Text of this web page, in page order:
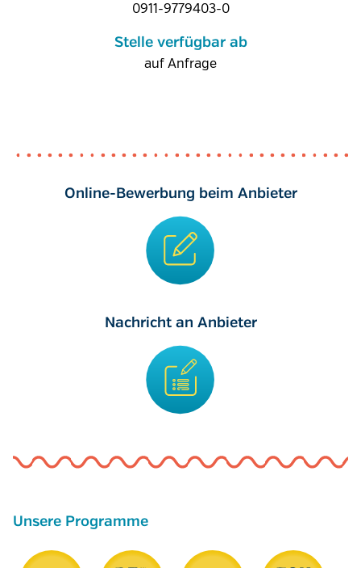
0911-9779403-0
Stelle verfügbar ab
auf Anfrage
Online-Bewerbung beim Anbieter
Nachricht an Anbieter
Unsere Programme